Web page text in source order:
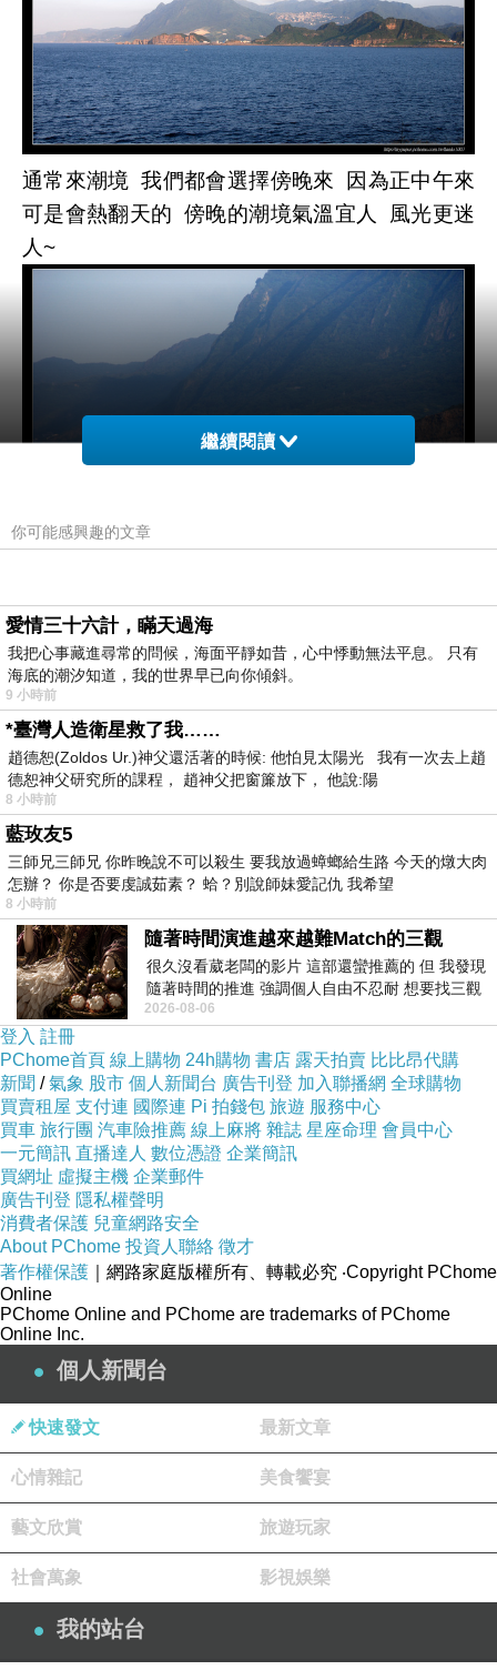
通常來潮境 我們都會選擇傍晚來 因為正中午來
可是會熱翻天的 傍晚的潮境氣溫宜人 風光更迷
人~
豐去過的象鼻岩 那裡的岩石真的很壯觀 遠看也
美 象鼻岩有機會的話我也想親自去看看~
這就是簡介牌囉~ 比照實景 看起來更加明瞭清
楚 大自然的生成真是太神奇了~
除了美景 潮境公園裡多了好多地景藝術 這一排
然任意的搭一搭 馬上就變成可以坐下來的景觀
椅 造型超特殊的 面對對岸的美景 這裡的確是
繼續閱讀
你可能感興趣的文章
愛情三十六計，瞞天過海
我把心事藏進尋常的問候，海面平靜如昔，心中悸動無法平息。 只有
海底的潮汐知道，我的世界早已向你傾斜。
9 小時前
*臺灣人造衛星救了我……
趙德恕(Zoldos Ur.)神父還活著的時候: 他怕見太陽光 我有一次去上趙
德恕神父研究所的課程， 趙神父把窗簾放下， 他說:陽
8 小時前
藍玫友5
三師兄三師兄 你昨晚說不可以殺生 要我放過蟑螂給生路 今天的燉大肉
怎辦？ 你是否要虔誠茹素？ 蛤？別說師妹愛記仇 我希望
8 小時前
隨著時間演進越來越難Match的三觀
很久沒看葳老闆的影片 這部還蠻推薦的 但 我發現
隨著時間的推進 強調個人自由不忍耐 想要找三觀
接近的不要說對象 連朋友都超
2026-08-06
登入 註冊
PChome首頁 線上購物 24h購物 書店 露天拍賣 比比昂代購
新聞 /氣象 股市 個人新聞台 廣告刊登 加入聯播網 全球購物
買賣租屋 支付連 國際連 Pi 拍錢包 旅遊 服務中心
買車 旅行團 汽車險推薦 線上麻將 雜誌 星座命理 會員中心
一元簡訊 直播達人 數位憑證 企業簡訊
買網址 虛擬主機 企業郵件
廣告刊登 隱私權聲明
消費者保護 兒童網路安全
About PChome 投資人聯絡 徵才
著作權保護 ｜網路家庭版權所有、轉載必究 ‧Copyright PChome
Online
PChome Online and PChome are trademarks of PChome
Online Inc.
個人新聞台
快速發文 最新文章
心情雜記 美食饗宴
藝文欣賞 旅遊玩家
社會萬象 影視娛樂
我的站台